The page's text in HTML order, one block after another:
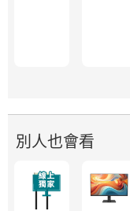
別人也會看